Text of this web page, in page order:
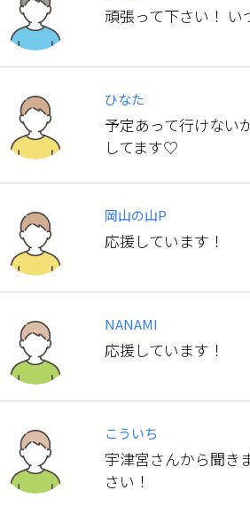
頑張って下さい！ い
ひなた
予定あって行けない
してます♡
岡山の山P
応援しています！
NANAMI
応援しています！
こういち
宇津宮さんから聞き
さい！